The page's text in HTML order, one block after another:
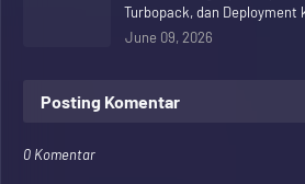
Turbopack, dan Deployment
June 09, 2026
Posting Komentar
0 Komentar